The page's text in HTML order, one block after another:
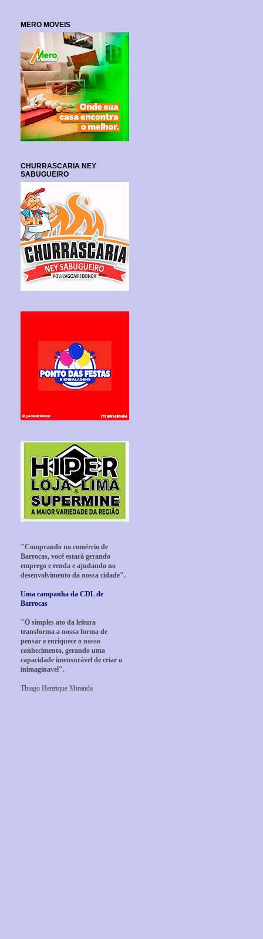
MERO MOVEIS
CHURRASCARIA NEY
SABUGUEIRO
"Comprando no comércio de
Barrocas, você estará gerando
emprego e renda e ajudando no
desenvolvimento da nossa cidade".
Uma campanha da CDL de
Barrocas
"O simples ato da leitura
transforma a nossa forma de
pensar e enriquece o nosso
conhecimento, gerando uma
capacidade imensurável de criar o
inimaginavel".
Thiago Henrique Miranda